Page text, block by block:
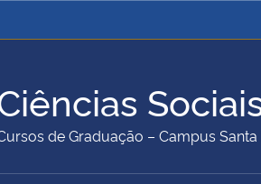
Ministério da Justiça e
Ministério da Educação
de Graduação – Campus Santa